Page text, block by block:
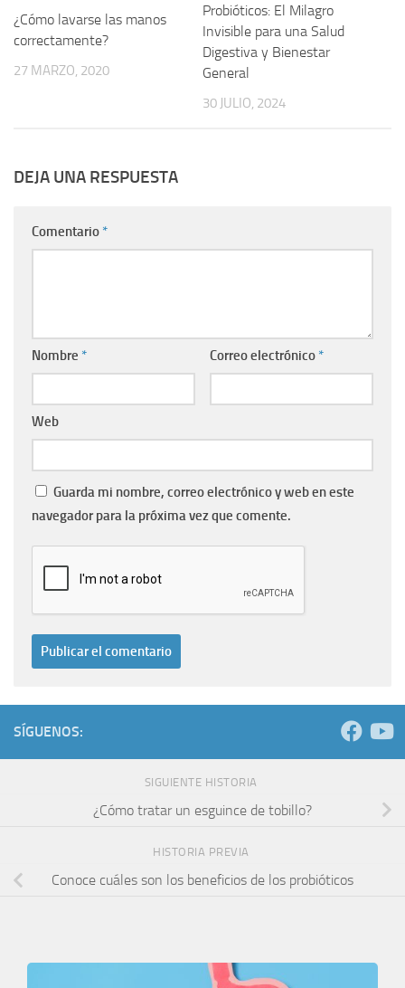
¿Cómo lavarse las manos
correctamente?
27 MARZO, 2020
Probióticos: El Milagro
Invisible para una Salud
Digestiva y Bienestar
General
30 JULIO, 2024
DEJA UNA RESPUESTA
Comentario *
Nombre * Correo electrónico *
Web
Guarda mi nombre, correo electrónico y web en este
navegador para la próxima vez que comente.
SÍGUENOS:
SIGUIENTE HISTORIA
¿Cómo tratar un esguince de tobillo?
HISTORIA PREVIA
Conoce cuáles son los beneficios de los probióticos